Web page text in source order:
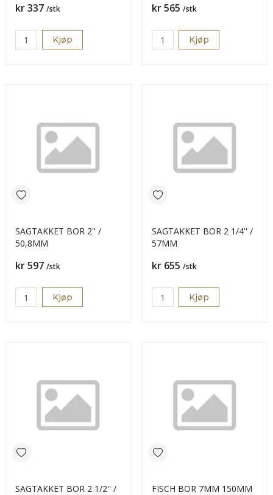
Pris
kr 337 /stk
Kjøp
Pris
kr 565 /stk
Kjøp
SAGTAKKET BOR 2'' /
50,8MM
Pris
kr 597 /stk
Kjøp
SAGTAKKET BOR 2 1/4'' /
57MM
Pris
kr 655 /stk
Kjøp
SAGTAKKET BOR 2 1/2'' / FISCH BOR 7MM 150MM